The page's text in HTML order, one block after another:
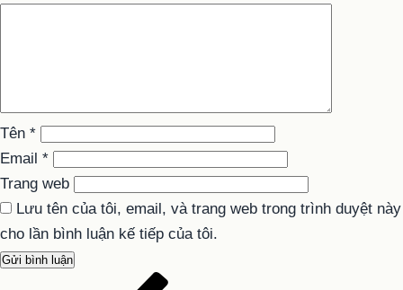
Tên *
Email *
Trang web
Lưu tên của tôi, email, và trang web trong trình duyệt này
cho lần bình luận kế tiếp của tôi.